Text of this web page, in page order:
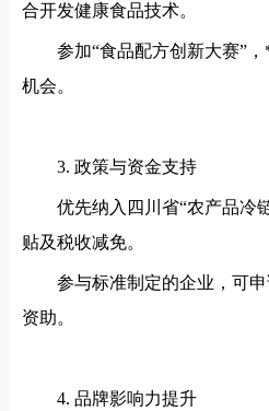
合开发健康食品技术。
参加“食品配方创新大赛”
机会。
3. 政策与资金支持
优先纳入四川省“农产品冷
贴及税收减免。
参与标准制定的企业，可
资助。
4. 品牌影响力提升